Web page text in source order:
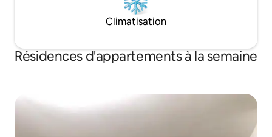
Climatisation
Résidences d'appartements à la semaine